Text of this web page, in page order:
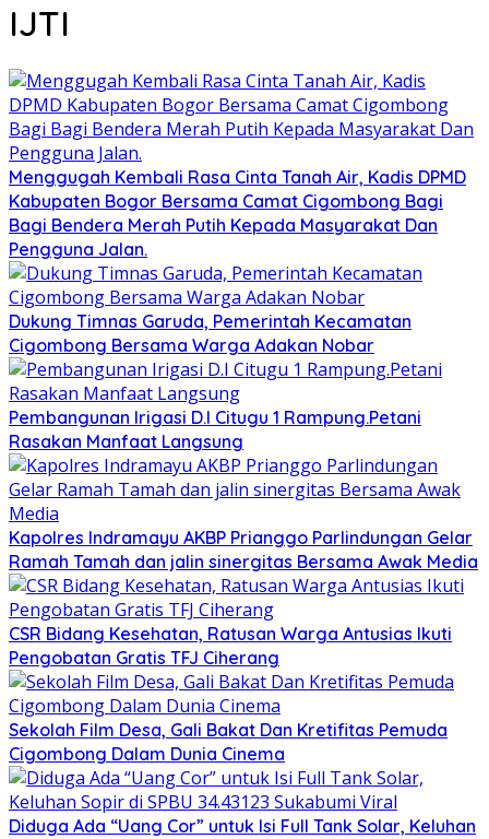
IJTI
Menggugah Kembali Rasa Cinta Tanah Air, Kadis DPMD
Kabupaten Bogor Bersama Camat Cigombong Bagi
Bagi Bendera Merah Putih Kepada Masyarakat Dan
Pengguna Jalan.
Dukung Timnas Garuda, Pemerintah Kecamatan
Cigombong Bersama Warga Adakan Nobar
Pembangunan Irigasi D.I Citugu 1 Rampung.Petani
Rasakan Manfaat Langsung
Kapolres Indramayu AKBP Prianggo Parlindungan Gelar
Ramah Tamah dan jalin sinergitas Bersama Awak Media
CSR Bidang Kesehatan, Ratusan Warga Antusias Ikuti
Pengobatan Gratis TFJ Ciherang
Sekolah Film Desa, Gali Bakat Dan Kretifitas Pemuda
Cigombong Dalam Dunia Cinema
Diduga Ada “Uang Cor” untuk Isi Full Tank Solar, Keluhan